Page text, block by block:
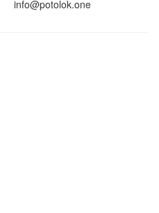
info@potolok.one